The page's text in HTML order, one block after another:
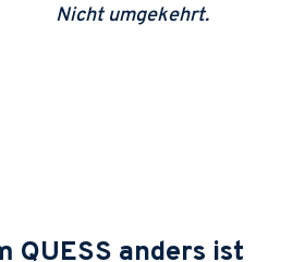
Nicht umgekehrt.
QUESS anders ist